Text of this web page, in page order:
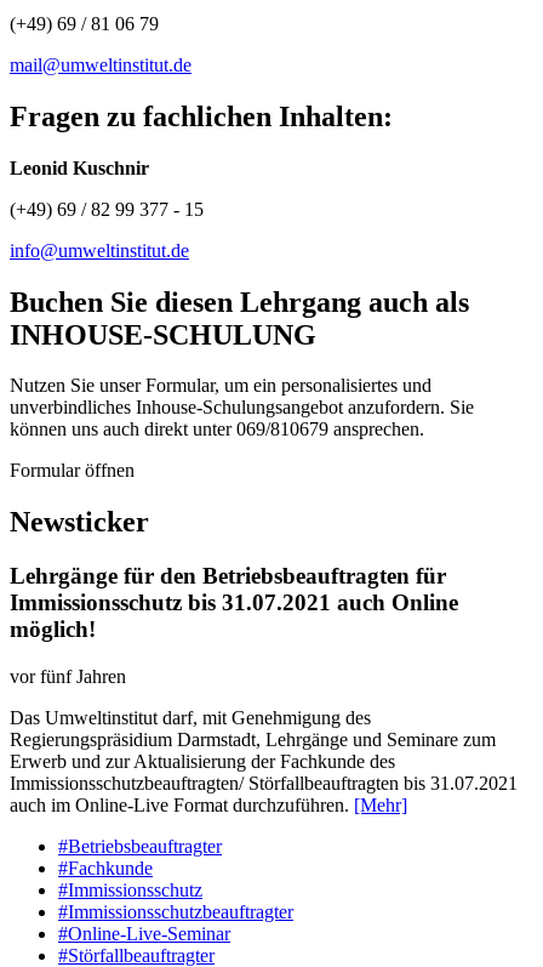
(+49) 69 / 81 06 79
mail@umweltinstitut.de
Fragen zu fachlichen Inhalten:
Leonid Kuschnir
(+49) 69 / 82 99 377 - 15
info@umweltinstitut.de
Buchen Sie diesen Lehrgang auch als
INHOUSE-SCHULUNG
Nutzen Sie unser Formular, um ein personalisiertes und
unverbindliches Inhouse-Schulungs­angebot anzufordern. Sie
können uns auch direkt unter 069/810679 ansprechen.
Formular öffnen
Newsticker
Lehrgänge für den Betriebsbeauftragten für
Immissionsschutz bis 31.07.2021 auch Online
möglich!
vor fünf Jahren
Das Umweltinstitut darf, mit Genehmigung des
Regierungspräsidium Darmstadt, Lehrgänge und Seminare zum
Erwerb und zur Aktualisierung der Fachkunde des
Immissionsschutzbeauftragten/ Störfallbeauftragten bis 31.07.2021
auch im Online-Live Format durchzuführen. [Mehr]
#Betriebsbeauftragter
#Fachkunde
#Immissionsschutz
#Immissionsschutzbeauftragter
#Online-Live-Seminar
#Störfallbeauftragter